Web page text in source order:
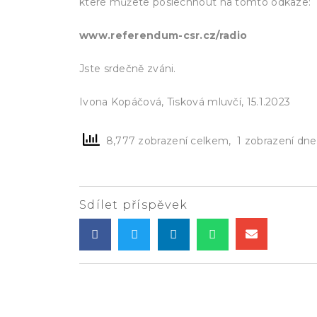
www.referendum-csr.cz/radio
Jste srdečně zváni.
Ivona Kopáčová, Tisková mluvčí, 15.1.2023
8,777 zobrazení celkem, 1 zobrazení
Sdílet příspěvek